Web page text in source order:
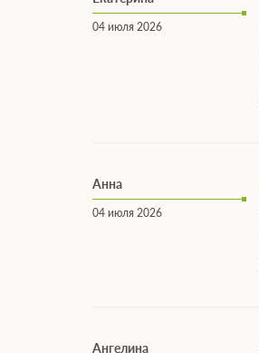
04 июля 2026
Анна
04 июля 2026
Ангелина